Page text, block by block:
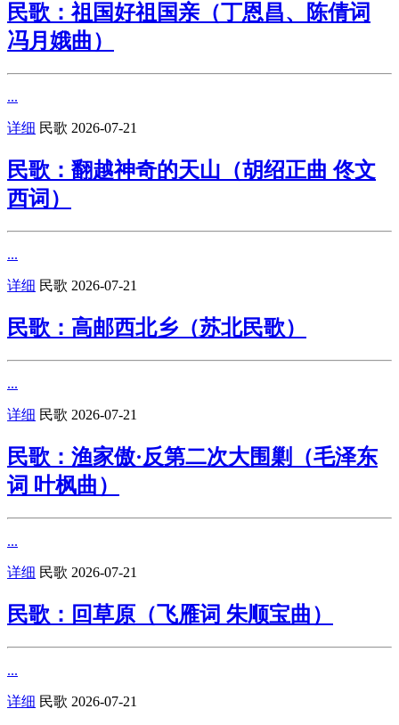
民歌：祖国好祖国亲（丁恩昌、陈倩词
冯月娥曲）
...
详细 民歌 2026-07-21
民歌：翻越神奇的天山（胡绍正曲 佟文
西词）
...
详细 民歌 2026-07-21
民歌：高邮西北乡（苏北民歌）
...
详细 民歌 2026-07-21
民歌：渔家傲·反第二次大围剿（毛泽东
词 叶枫曲）
...
详细 民歌 2026-07-21
民歌：回草原（飞雁词 朱顺宝曲）
...
详细 民歌 2026-07-21